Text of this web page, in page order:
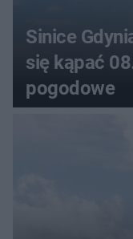
Sinice
się kąpać
pogodowe